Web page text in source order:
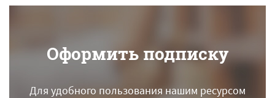
Оформить подписку
Для удобного пользования нашим ресурсом